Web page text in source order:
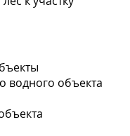
водного объекта